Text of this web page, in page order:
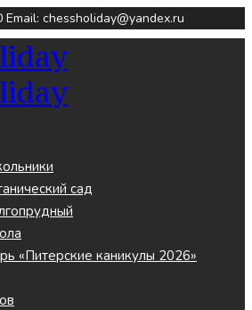
Email: chessholiday@yandex.ru
сад
«Питерские каникулы 2026»